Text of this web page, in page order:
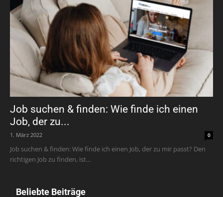
Job suchen & finden: Wie finde ich einen
Job, der zu...
1. März 2022 0
Job suchen & finden: Wie finde ich einen Job, der zu mir passt? Den
richtigen Job zu finden, ist...
Beliebte Beiträge